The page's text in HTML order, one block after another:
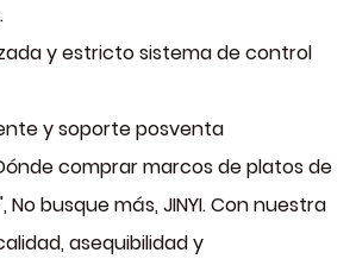
y estricto sistema de control
y soporte posventa
comprar marcos de platos de
No busque más, JINYI. Con nuestra
asequibilidad y